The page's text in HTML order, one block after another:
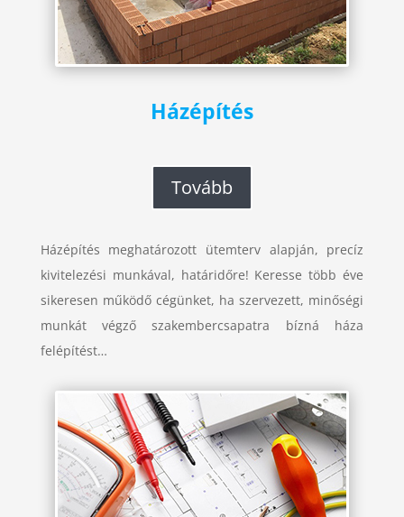
Házépítés
Tovább
Házépítés meghatározott ütemterv alapján, precíz
kivitelezési munkával, határidőre! Keresse több éve
sikeresen működő cégünket, ha szervezett, minőségi
munkát végző szakembercsapatra bízná háza
felépítést…